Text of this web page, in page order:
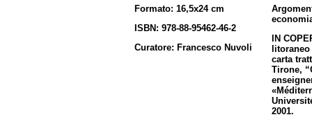
Formato: 16,5x24 cm
ISBN: 978-88-95462-46-2
Curatore: Francesco Nuvoli
IN
carta
Tirone,
2001.